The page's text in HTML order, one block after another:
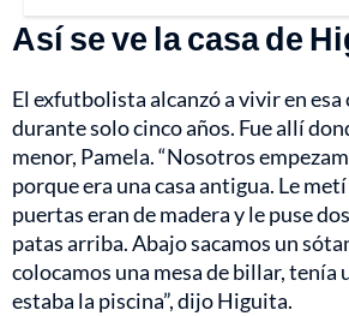
Así se ve la casa de
El exfutbolista alcanzó a vivir en esa
durante solo cinco años. Fue allí
menor, Pamela. “Nosotros
porque era una casa antigua. Le
puertas eran de madera y le puse
patas arriba. Abajo sacamos un
colocamos una mesa de billar, tenía
estaba la piscina”, dijo Higuita.